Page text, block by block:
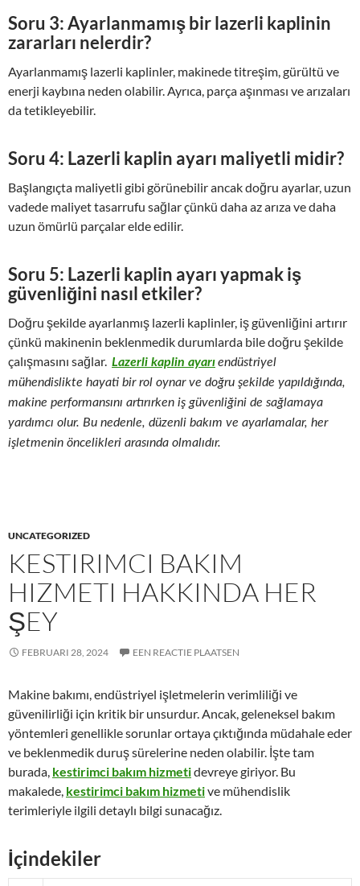
Soru 3: Ayarlanmamış bir lazerli kaplinin
zararları nelerdir?
Ayarlanmamış lazerli kaplinler, makinede titreşim, gürültü ve
enerji kaybına neden olabilir. Ayrıca, parça aşınması ve arızaları
da tetikleyebilir.
Soru 4: Lazerli kaplin ayarı maliyetli midir?
Başlangıçta maliyetli gibi görünebilir ancak doğru ayarlar, uzun
vadede maliyet tasarrufu sağlar çünkü daha az arıza ve daha
uzun ömürlü parçalar elde edilir.
Soru 5: Lazerli kaplin ayarı yapmak iş
güvenliğini nasıl etkiler?
Doğru şekilde ayarlanmış lazerli kaplinler, iş güvenliğini artırır
çünkü makinenin beklenmedik durumlarda bile doğru şekilde
çalışmasını sağlar. Lazerli kaplin ayarıendüstriyel
mühendislikte hayati bir rol oynar ve doğru şekilde yapıldığında,
makine performansını artırırken iş güvenliğini de sağlamaya
yardımcı olur. Bu nedenle, düzenli bakım ve ayarlamalar, her
işletmenin öncelikleri arasında olmalıdır.
UNCATEGORIZED
KESTIRIMCI BAKIM
HIZMETI HAKKINDA HER
ŞEY
FEBRUARI 28, 2024 EEN REACTIE PLAATSEN
Makine bakımı, endüstriyel işletmelerin verimliliği ve
güvenilirliği için kritik bir unsurdur. Ancak, geleneksel bakım
yöntemleri genellikle sorunlar ortaya çıktığında müdahale eder
ve beklenmedik duruş sürelerine neden olabilir. İşte tam
burada, kestirimci bakım hizmetidevreye giriyor. Bu
makalede, kestirimci bakım hizmetive mühendislik
terimleriyle ilgili detaylı bilgi sunacağız.
İçindekiler